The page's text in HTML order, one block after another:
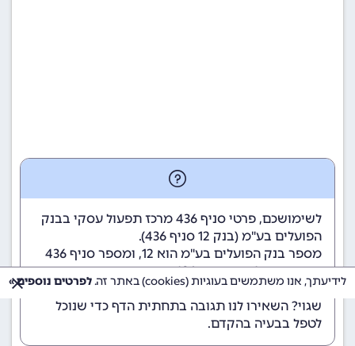
לשימושכם, פרטי סניף 436 מרכז תפעול עסקי בבנק
הפועלים בע"מ (בנק 12
סניף 436).
מספר בנק הפועלים בע"מ הוא 12
, ומספר סניף 436
מרכז תפעול עסקי הוא 436.
הנתונים מתעדכנים באופן קבוע. נתקלתם במידע
שגוי? השאירו לנו תגובה בתחתית הדף כדי שנוכל
לטפל בבעיה בהקדם.
לידיעתך, אנו משתמשים בעוגיות (cookies) באתר זה. לפרטים נוספים »